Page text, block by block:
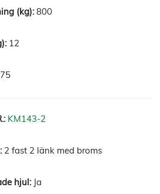
800
12
75
KM143-2
2 fast 2 länk med broms
Ja